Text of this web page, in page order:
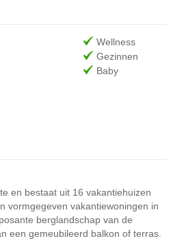
Wellness
Gezinnen
Baby
en bestaat uit 16 vakantiehuizen
vormgegeven vakantiewoningen in
berglandschap van de
een gemeubileerd balkon of terras.